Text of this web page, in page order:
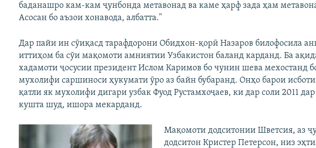
баданашро кам-кам ҷунбонда метавонад ва каме ҳарф зада ҳам
Асосан бо аъзои хонавода, албатта."
Дар пайи ин сӯиқасд тарафдорони Обидхон-қорӣ Назаров билофосила
иттиҳом ба сӯи мақомоти амниятии Узбакистон баланд карданд. Ба
хадамоти ҷосусии президент Ислом Каримов бо чунин шева мехостанд
мухолифи саршиноси ҳукумати ӯро аз байн бубаранд. Онҳо барои
қатли як мухолифи дигари узбак Фуод Рустамхоҷаев, ки дар соли 2011
кушта шуд, ишора мекарданд.
Мақомоти додситонии Шветсия, аз
додситон Кристер Петерсон, низ